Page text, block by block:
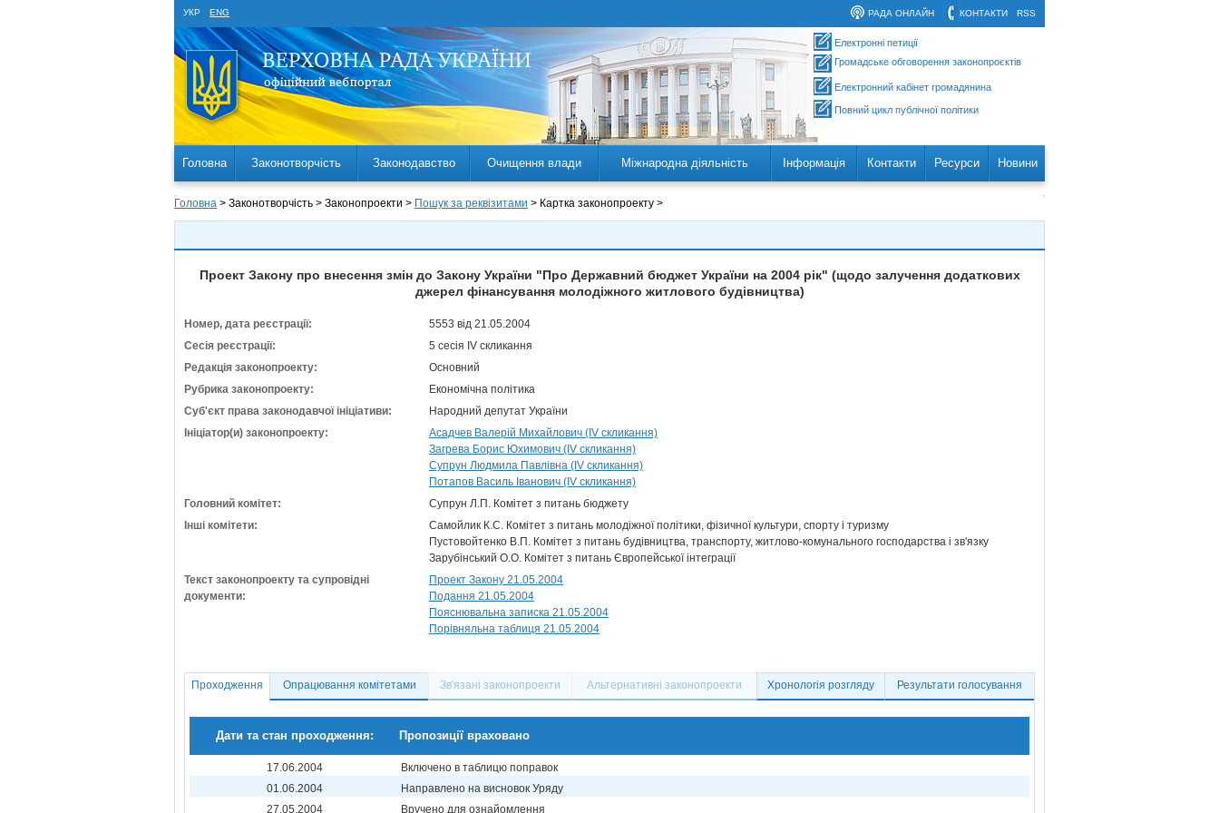
УКР ENG RSS
КОНТАКТИ
РАДА ОНЛАЙН
Електронні петиції
Громадське обговорення законопроєктів
Електронний кабінет громадянина
Повний цикл публічної політики
Головна Законотворчість Законодавство Очищення влади Міжнародна діяльність Інформація Контакти Ресурси Новини
Головна > Законотворчість > Законопроекти > Пошук за реквізитами > Картка законопроекту >
Проект Закону про внесення змін до Закону України "Про Державний бюджет України на 2004 рік" (щодо залучення додаткових
джерел фінансування молодіжного житлового будівництва)
Номер, дата реєстрації:
5553 від 21.05.2004
Сесія реєстрації:
5 сесія IV скликання
Редакція законопроекту:
Основний
Рубрика законопроекту:
Економічна політика
Суб'єкт права законодавчої ініціативи:
Народний депутат України
Ініціатор(и) законопроекту:
Асадчев Валерій Михайлович (IV скликання)
Загрева Борис Юхимович (IV скликання)
Супрун Людмила Павлівна (IV скликання)
Потапов Василь Іванович (IV скликання)
Головний комітет:
Супрун Л.П. Комітет з питань бюджету
Інші комітети:
Самойлик К.С. Комітет з питань молодіжної політики, фізичної культури, спорту і туризму
Пустовойтенко В.П. Комітет з питань будівництва, транспорту, житлово-комунального господарства і зв'язку
Зарубінський О.О. Комітет з питань Європейської інтеграції
Текст законопроекту та супровідні
документи:
Проект Закону 21.05.2004
Подання 21.05.2004
Пояснювальна записка 21.05.2004
Порівняльна таблиця 21.05.2004
Проходження Опрацювання комітетами Зв'язані законопроекти Альтернативні законопроекти Хронологія розгляду Результати голосування
Дати та стан проходження: Пропозиції враховано
17.06.2004
Включено в таблицю поправок
01.06.2004
Направлено на висновок Уряду
27.05.2004
Вручено для ознайомлення